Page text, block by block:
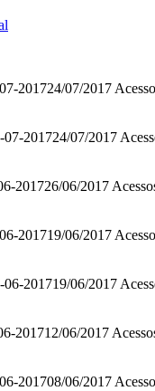
201724/07/2017
07-201724/07/2017
201726/06/2017
201719/06/2017
06-201719/06/2017
201712/06/2017
201708/06/2017